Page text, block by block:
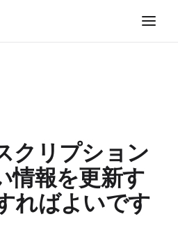
クリプション
情報を更新す
ればよいです